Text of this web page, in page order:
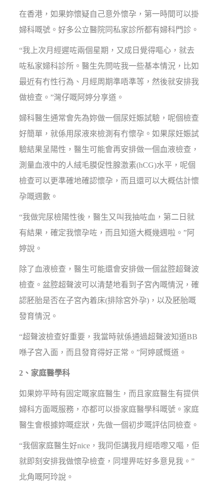
在香港，如果妳懷疑自己意外懷孕，第一時間可以掛
婦科嘅號。好多公立醫院同私家診所都有婦科門診。
“我上次月經遲咗兩個星期，又成日覺得嘔心，就去
咗私家婦科診所。醫生先問咗我一些基本情況，比如
最近有冇性行為、月經周期準唔準等，然後就安排我
做檢查。”灣仔嘅阿婷分享道。
婦科醫生通常會先為妳做一個尿妊娠試驗，呢個檢查
好簡單，就係用尿液來檢測有冇懷孕。如果尿妊娠試
驗結果呈陽性，醫生可能會再安排做一個血液檢查，
測量血液中的人絨毛膜促性腺激素(hCG)水平，呢個
檢查可以更準確地確認懷孕，而且還可以大概估計懷
孕嘅週數。
“我做完尿檢陽性後，醫生又叫我抽咗血，第二日就
有結果，確定我懷孕咗，而且知道大概幾週啦。”阿
婷說。
除了血液檢查，醫生可能還會安排做一個盆腔超聲波
檢查。盆腔超聲波可以清楚地看到子宮內嘅情況，確
認胚胎是否在子宮內着床(排除宮外孕)，以及胚胎嘅
發育情況。
“超聲波檢查好重要，我當時就係通過超聲波知道BB
喺子宮入面，而且發育得好正常。”阿婷感慨道。
2、家庭醫學科
如果妳平時有固定嘅家庭醫生，而且家庭醫生有提供
婦科方面嘅服務，亦都可以掛家庭醫學科嘅號。家庭
醫生會根據妳嘅症狀，先做一個初步嘅評估同檢查。
“我個家庭醫生好nice，我同佢講我月經唔嚟又嘔，佢
就即刻安排我做懷孕檢查，同埋畀咗好多意見我。”
北角嘅阿玲說。